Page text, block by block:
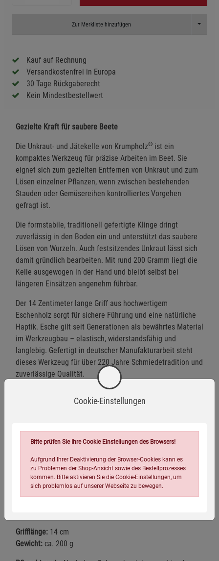
Zur Merkliste hinzufügen Toggle
Kauf auf Rechnung
Versandkostenfrei in Europa
30 Tage Rückgaberecht
Kein Mindestbestellwert
Gezielte Kraft für saubere Beete
Die Unkraut- und Jätekelle von Krumpholz® ist ein
kompaktes Werkzeug für präzise Arbeiten im Beet. Sie
eignet sich zum gezielten Entfernen von Unkraut und zum
Lösen einzelner Pflanzen, wenn zwischen bestehenden
Stauden oder Gemüsereihen kontrolliertes Vorgehen
gefragt ist.
Die formstabile, traditionell gefertigte Klinge dringt
zuverlässig in den Boden ein und unterstützt das saubere
Lösen von Wurzeln. Auch festsitzendes Unkraut lässt sich
damit gründlich bearbeiten. Mit rund 200 Gramm liegt die
Kelle ausgewogen in der Hand und bleibt selbst bei
längeren Einsätzen angenehm führbar.
Der 14 Zentimeter lange Griff aus hochwertigem
Eschenholz sorgt für sichere Führung und eine natürliche
Haptik. Esche gilt seit Generationen als bewährtes Material
im Werkzeugbau – elastisch, widerstandsfähig und
langlebig. Gefertigt in deutscher Manufakturarbeit steht
dieses Werkzeug für über 220 Jahre Schmiedetradition und
zuverlässige Qualität.
Griff aus hochwertigem Eschenholz mit angenehmer
Haptik
Leicht und handlich mit einem Gewicht von ca.
200 Gramm
Grifflänge: 14 cm
Gewicht: ca. 200 g
Cookie-Einstellungen
Bitte prüfen Sie Ihre Cookie Einstellungen des Browsers!
Aufgrund Ihrer Deaktivierung der Browser-Cookies kann es
zu Problemen der Shop-Ansicht sowie des Bestellprozesses
kommen. Bitte aktivieren Sie die Cookie-Einstellungen, um
sich problemlos auf unserer Webseite zu bewegen.